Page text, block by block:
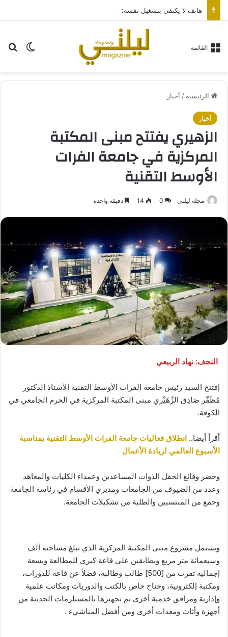
الوضع القائمة
الرئيسية / أخبار
أخبار
الزهيري يفتتح مبنى المكتبة
المركزية في جامعة الفرات
الأوسط التقنية
مجلة ليلتي 0
14 دقيقة واحدة
النجف: نهاد الربيعي
إفتتح السيد رئيس جامعة الفرات الأوسط التقنية الأستاذ الدكتور
مُظَفّر صَادِق الزُهَيْري مبنى المكتبة المركزية في الحرم الجامعي في
الكوفة.
أقرأ أيضا.. انطلاق فعاليات جامعة الفرات الأوسط التقنية بمناسبة
الأسبوع العالمي لريادة الأعمال
وحضر وقائع الحفل الذوات المساعدين وعمداء الكليات والمعاهد
وعدد من الضيوف من الجامعات ومديري الأقسام في رئاسة الجامعة
وجمع من المنتسبين والطلبة من تشكيلات الجامعة.
ويشتمل مشروع مبنى المكتبة المركزية الذي تبلغ مساحته ألف
وسبعمائة متر مربع وبطابقين على قاعة كبرى للمطالعة وبسعة
إجمالية تقرب من [500] طالب وطالبة، فضلاً عن قاعة للدورات،
ومكتبة إلكترونية، وجناح خاص بالكتب والدوريات ومكاتب علمية
وإدارية ومرافق خدمية أخرى تم تجهيزها بالمستلزمات الحديثة من
أجهزة وأثاث ومعدات أخرى ومن أفضل المناشيء .